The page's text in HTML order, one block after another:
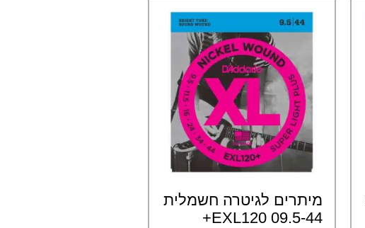
מיתרים לגיטרה חשמלית
09.5-44 EXL120+